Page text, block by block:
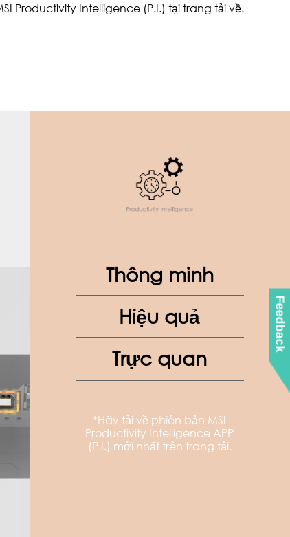
Productivity Intelligence (P.I.) tại trang tải về.
Thông minh
Hiệu quả
Trực quan
*Hãy tải về phiên bản MSI
Productivity Intelligence APP
(P.I.) mới nhất trên trang tải.
Feedback